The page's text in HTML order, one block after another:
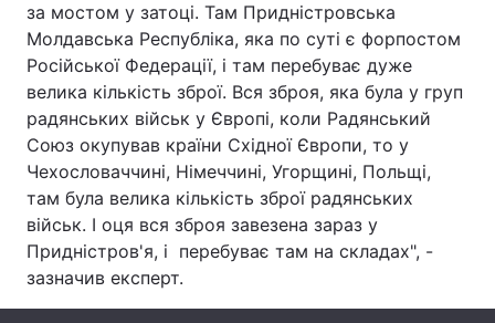
Цікавинки
Екологія Регіони
Лонгріди
Відео з Youtube Статті
Інтерв'ю
Архів
за мостом у затоці. Там Придністровська
Молдавська Республіка, яка по суті є форпостом
Російської Федерації, і там перебуває дуже
велика кількість зброї. Вся зброя, яка була у груп
радянських військ у Європі, коли Радянський
Союз окупував країни Східної Європи, то у
Чехословаччині, Німеччині, Угорщині, Польщі,
там була велика кількість зброї радянських
військ. І оця вся зброя завезена зараз у
Придністров'я, і перебуває там на складах", -
зазначив експерт.